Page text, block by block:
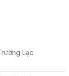
Lạc